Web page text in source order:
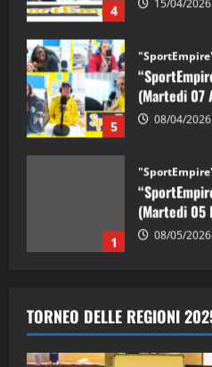
4
5
(Martedi 07
08/04/2026
1
(Martedi 05
08/05/2026
2
(Martedi 28
28/04/2026
TORNEO DELLE REGIONI